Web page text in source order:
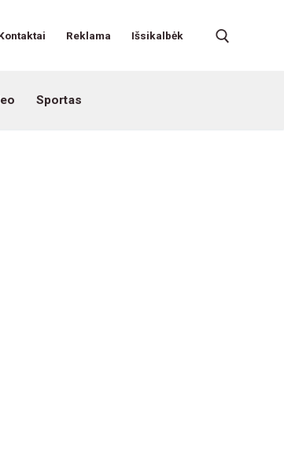
Reklama Išsikalbėk
Sportas